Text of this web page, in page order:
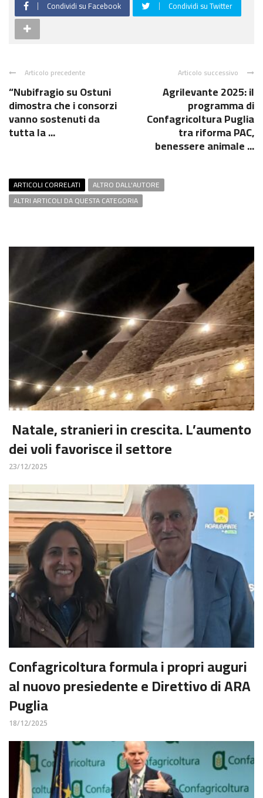
Condividi su Facebook Condividi su Twitter
Articolo precedente
“Nubifragio su Ostuni
dimostra che i consorzi
vanno sostenuti da
tutta la ...
Articolo successivo
Agrilevante 2025: il
programma di
Confagricoltura Puglia
tra riforma PAC,
benessere animale ...
ARTICOLI CORRELATI
ALTRO DALL'AUTORE
ALTRI ARTICOLI DA QUESTA CATEGORIA
Natale, stranieri in crescita. L’aumento
dei voli favorisce il settore
23/12/2025
Confagricoltura formula i propri auguri
al nuovo presiedente e Direttivo di ARA
Puglia
18/12/2025